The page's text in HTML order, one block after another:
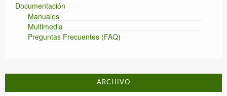
Documentación
Manuales
Multimedia
Preguntas Frecuentes (FAQ)
ARCHIVO